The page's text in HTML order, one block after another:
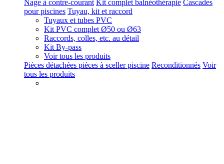
Nage à contre-courant Kit complet balnéothérapie Cascades
pour piscines Tuyau, kit et raccord
Tuyaux et tubes PVC
Kit PVC complet Ø50 ou Ø63
Raccords, colles, etc. au détail
Kit By-pass
Voir tous les produits
Pièces détachées pièces à sceller piscine Reconditionnés Voir
tous les produits